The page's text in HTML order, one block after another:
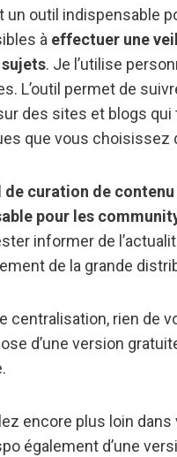
un outil indispensable
à effectuer une
. Je l’utilise
L’outil permet de
des sites et blogs qui
que vous choisissez
curation de contenu
pour les
informer de
de la grande
centralisation, rien de
d’une version
encore plus loin dans
également d’une